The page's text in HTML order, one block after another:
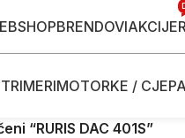
BRENDOVIAKCIJE
MOTORKE /
“RURIS DAC 401S”